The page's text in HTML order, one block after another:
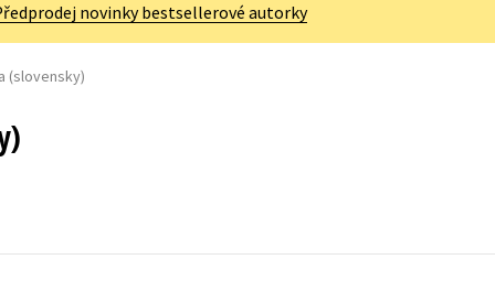
Kuchařky
novinky bestsellerové autorky
(slovensky)